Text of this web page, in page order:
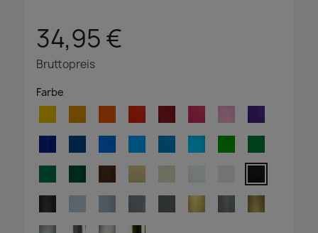
34,95 €
Bruttopreis
Farbe